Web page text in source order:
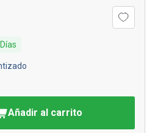
Días
Añadir al carrito